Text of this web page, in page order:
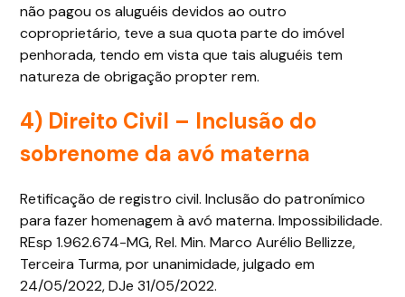
não pagou os aluguéis devidos ao outro
coproprietário, teve a sua quota parte do imóvel
penhorada, tendo em vista que tais aluguéis tem
natureza de obrigação propter rem.
4) Direito Civil – Inclusão do
sobrenome da avó materna
Retificação de registro civil. Inclusão do patronímico
para fazer homenagem à avó materna. Impossibilidade.
REsp 1.962.674-MG, Rel. Min. Marco Aurélio Bellizze,
Terceira Turma, por unanimidade, julgado em
24/05/2022, DJe 31/05/2022.